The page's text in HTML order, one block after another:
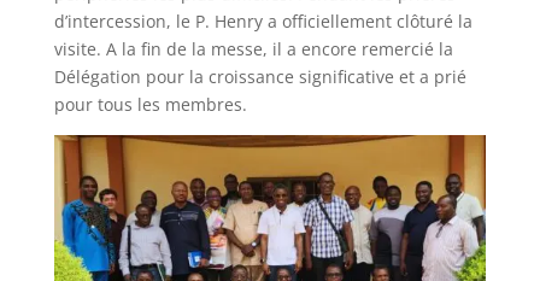
d’intercession, le P. Henry a officiellement clôturé la
visite. A la fin de la messe, il a encore remercié la
Délégation pour la croissance significative et a prié
pour tous les membres.